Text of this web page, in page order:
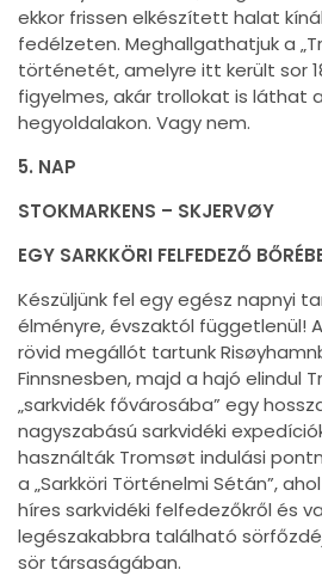
ekkor frissen elkészített halat
fedélzeten. Meghallgathatjuk a
történetét, amelyre itt került sor
figyelmes, akár trollokat is láthat
hegyoldalakon. Vagy nem.
5. NAP
STOKMARKENS – SKJERVØY
EGY SARKKÖRI FELFEDEZŐ
Készüljünk fel egy egész napnyi
élményre, évszaktól függetlenül!
rövid megállót tartunk
Finnsnesben, majd a hajó elindul
„sarkvidék fővárosába” egy
nagyszabású sarkvidéki
használták Tromsøt indulási
a „Sarkköri Történelmi Sétán”,
híres sarkvidéki felfedezőkről és
legészakabbra található
sör társaságában.